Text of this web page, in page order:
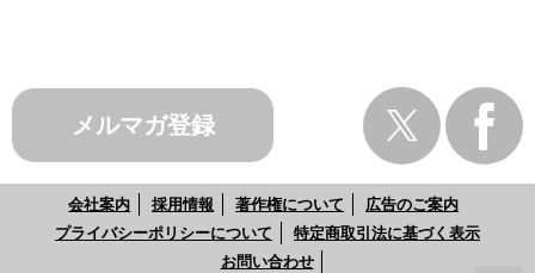
メルマガ登録
会社案内 採用情報 著作権について
広告のご案内
プライバシーポリシーについて
特定商取引法に基づく表示
お問い合わせ